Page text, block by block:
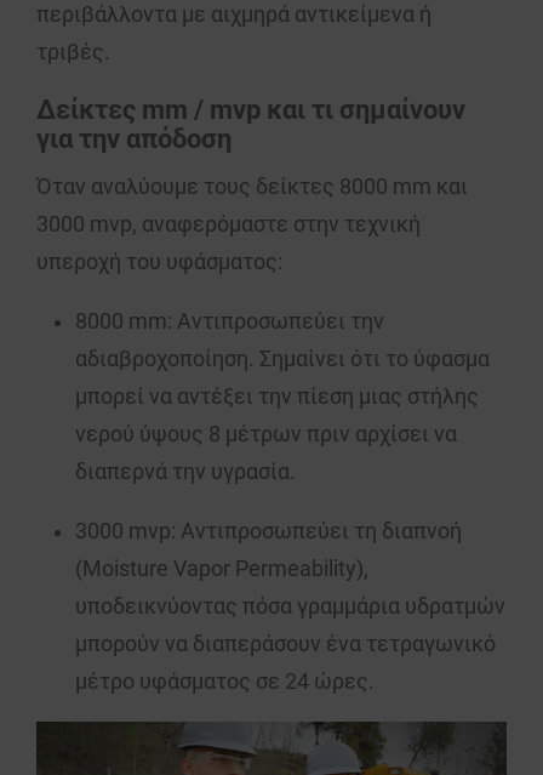
περιβάλλοντα με αιχμηρά αντικείμενα ή
τριβές.
Δείκτες mm / mvp και τι σημαίνουν
για την απόδοση
Όταν αναλύουμε τους δείκτες 8000 mm και
3000 mvp, αναφερόμαστε στην τεχνική
υπεροχή του υφάσματος:
8000 mm: Αντιπροσωπεύει την
αδιαβροχοποίηση. Σημαίνει ότι το ύφασμα
μπορεί να αντέξει την πίεση μιας στήλης
νερού ύψους 8 μέτρων πριν αρχίσει να
διαπερνά την υγρασία.
3000 mvp: Αντιπροσωπεύει τη διαπνοή
(Moisture Vapor Permeability),
υποδεικνύοντας πόσα γραμμάρια υδρατμών
μπορούν να διαπεράσουν ένα τετραγωνικό
μέτρο υφάσματος σε 24 ώρες.